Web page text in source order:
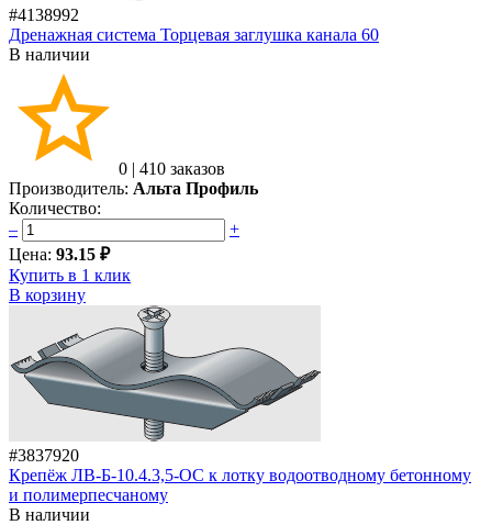
#4138992
Дренажная система Торцевая заглушка канала 60
В наличии
0 | 410 заказов
Производитель: Альта Профиль
Количество:
–
+
Цена: 93.15 ₽
Купить в 1 клик
В корзину
#3837920
Крепёж ЛВ-Б-10.4.3,5-ОС к лотку водоотводному бетонному
и полимерпесчаному
В наличии